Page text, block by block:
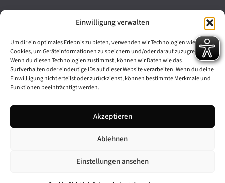
Einwilligung verwalten
Um dir ein optimales Erlebnis zu bieten, verwenden wir Technologien wie
Cookies, um Geräteinformationen zu speichern und/oder darauf zuzugreifen.
Wenn du diesen Technologien zustimmst, können wir Daten wie das
Surfverhalten oder eindeutige IDs auf dieser Website verarbeiten. Wenn du deine
Einwillligung nicht erteilst oder zurückziehst, können bestimmte Merkmale und
Funktionen beeinträchtigt werden.
Akzeptieren
Ablehnen
Einstellungen ansehen
t
l
t
u
g
-
Cookie-Richtlinie (EU)
Barrierefreiheit